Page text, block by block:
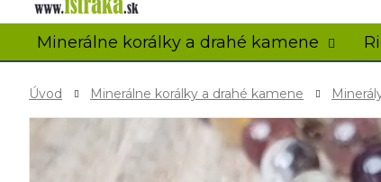
Minerálne korálky a drahé kamene
Úvod Minerálne korálky a drahé kamene